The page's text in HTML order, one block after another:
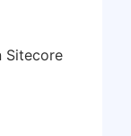
Sitecore